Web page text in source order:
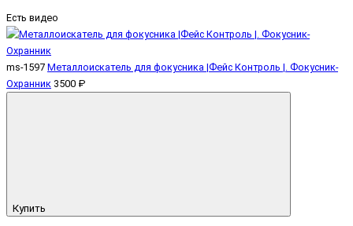
Есть видео
ms-1597 Металлоискатель для фокусника |Фейс Контроль |. Фокусник-
Охранник 3500 ₽
Купить